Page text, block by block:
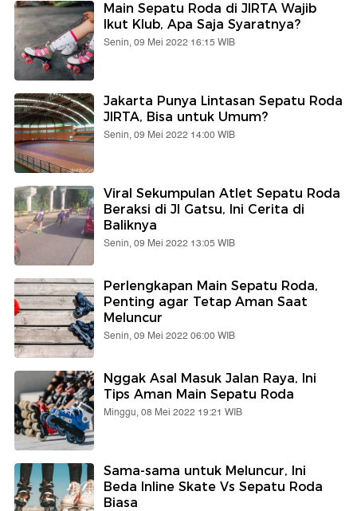
Main Sepatu Roda di JIRTA Wajib
Ikut Klub, Apa Saja Syaratnya?
Senin, 09 Mei 2022 16:15 WIB
Jakarta Punya Lintasan Sepatu Roda
JIRTA, Bisa untuk Umum?
Senin, 09 Mei 2022 14:00 WIB
Viral Sekumpulan Atlet Sepatu Roda
Beraksi di Jl Gatsu, Ini Cerita di
Baliknya
Senin, 09 Mei 2022 13:05 WIB
Perlengkapan Main Sepatu Roda,
Penting agar Tetap Aman Saat
Meluncur
Senin, 09 Mei 2022 06:00 WIB
Nggak Asal Masuk Jalan Raya, Ini
Tips Aman Main Sepatu Roda
Minggu, 08 Mei 2022 19:21 WIB
Sama-sama untuk Meluncur, Ini
Beda Inline Skate Vs Sepatu Roda
Biasa